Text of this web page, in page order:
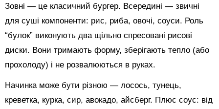
Зовні — це класичний бургер. Всередині — звичні
для суші компоненти: рис, риба, овочі, соуси. Роль
“булок” виконують два щільно спресовані рисові
диски. Вони тримають форму, зберігають тепло (або
прохолоду) і не розвалюються в руках.
Начинка може бути різною — лосось, тунець,
креветка, курка, сир, авокадо, айсберг. Плюс соус: від